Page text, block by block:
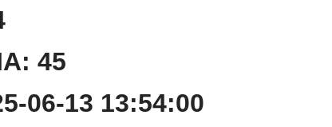
45
06-13 13:54:00